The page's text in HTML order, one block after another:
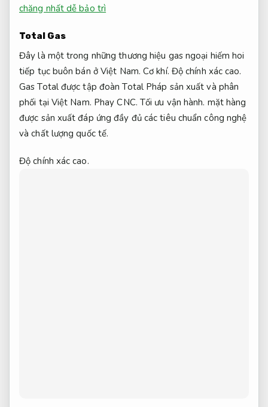
chăng nhất dễ bảo trì
Total Gas
Đây là một trong những thương hiệu gas ngoại hiếm hoi
tiếp tục buôn bán ở Việt Nam. Cơ khí. Độ chính xác cao.
Gas Total được tập đoàn Total Pháp sản xuất và phân
phối tại Việt Nam. Phay CNC. Tối ưu vận hành. mặt hàng
được sản xuất đáp ứng đầy đủ các tiêu chuẩn công nghệ
và chất lượng quốc tế.
Độ chính xác cao.